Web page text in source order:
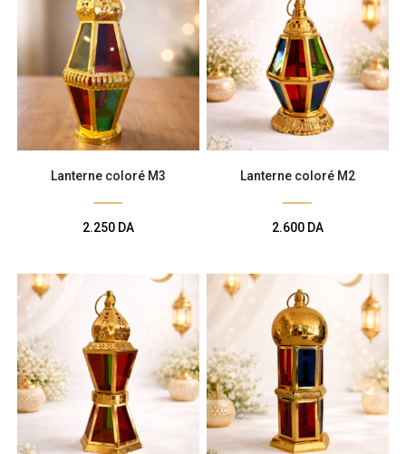
Lanterne coloré M3
2.250 DA
Lanterne coloré M2
2.600 DA